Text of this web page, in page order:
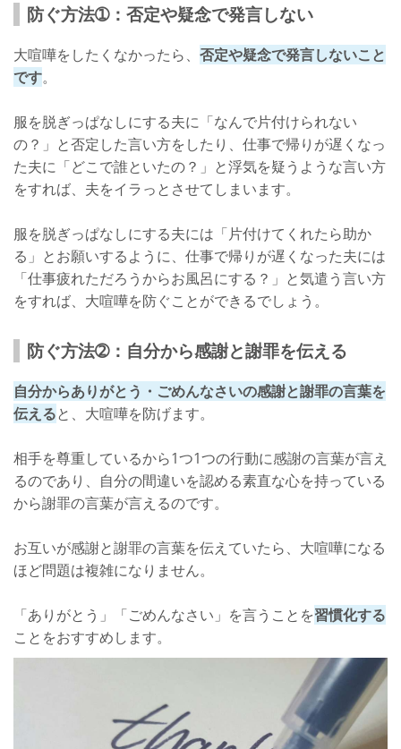
防ぐ方法➀：否定や疑念で発言しない
大喧嘩をしたくなかったら、 否定や疑念で発言しないこと
です。
服を脱ぎっぱなしにする夫に「なんで片付けられない
の？」と否定した言い方をしたり、仕事で帰りが遅くなっ
た夫に「どこで誰といたの？」と浮気を疑うような言い方
をすれば、夫をイラっとさせてしまいます。
服を脱ぎっぱなしにする夫には「片付けてくれたら助か
る」とお願いするように、仕事で帰りが遅くなった夫には
「仕事疲れただろうからお風呂にする？」と気遣う言い方
をすれば、大喧嘩を防ぐことができるでしょう。
防ぐ方法➁：自分から感謝と謝罪を伝える
自分からありがとう・ごめんなさいの感謝と謝罪の言葉を
伝えると、大喧嘩を防げます。
相手を尊重しているから1つ1つの行動に感謝の言葉が言え
るのであり、自分の間違いを認める素直な心を持っている
から謝罪の言葉が言えるのです。
お互いが感謝と謝罪の言葉を伝えていたら、大喧嘩になる
ほど問題は複雑になりません。
「ありがとう」「ごめんなさい」を言うことを習慣化する
ことをおすすめします。